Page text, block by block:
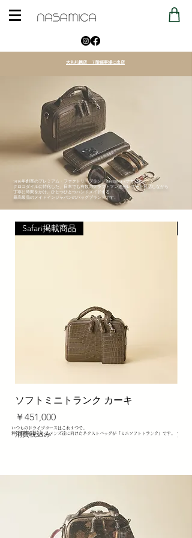
大丸札幌店 ７階催事場に出店
1916年創業のプレミアム・ファクトリーブランドnasamica（ナサミカ）。
クロコダイルに特化した、日本でも有数のクラフトマン達がレザーを対話しながら
丁寧に時間をかけ、ひとつひとつハンドメイドする
最高級品のメイドインジャパンのバッグブランドです。
Safari掲載商品
ソフトミニトランク カーキ
価格
￥451,000
消費税込み 消費
いつものドライブコースはこれ１つで。
粋な遊び心がわかるメンズ達に向けたネクストバッグが「ミニソフトトランク」です。